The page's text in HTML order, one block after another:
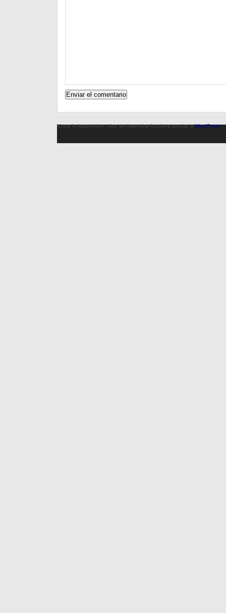
Kunst in Argentinien / Arte en Argentina funciona gracias aWordPress